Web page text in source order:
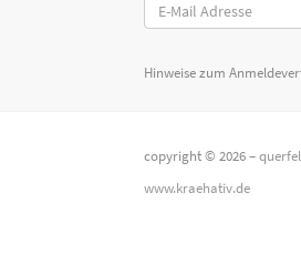
Hinweise zum
copyright © 2026 –
www.kraehativ.de